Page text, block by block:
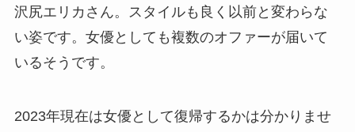
沢尻エリカさん。スタイルも良く以前と変わらな
い姿です。女優としても複数のオファーが届いて
いるそうです。
2023年現在は女優として復帰するかは分かりませ